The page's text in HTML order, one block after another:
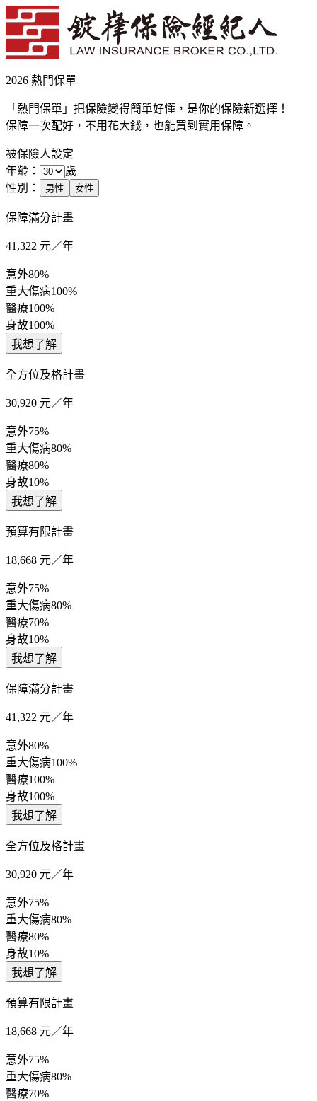
2026 熱門保單
「熱門保單」把保險變得簡單好懂，是你的保險新選擇！
保障一次配好，不用花大錢，也能買到實用保障。
被保險人設定
年齡：
歲
性別：
男性 女性
保障滿分計畫
41,322 元／年
意外80%
重大傷病100%
醫療100%
身故100%
我想了解
全方位及格計畫
30,920 元／年
意外75%
重大傷病80%
醫療80%
身故10%
我想了解
預算有限計畫
18,668 元／年
意外75%
重大傷病80%
醫療70%
身故10%
我想了解
保障滿分計畫
41,322 元／年
意外80%
重大傷病100%
醫療100%
身故100%
我想了解
全方位及格計畫
30,920 元／年
意外75%
重大傷病80%
醫療80%
身故10%
我想了解
預算有限計畫
18,668 元／年
意外75%
重大傷病80%
醫療70%